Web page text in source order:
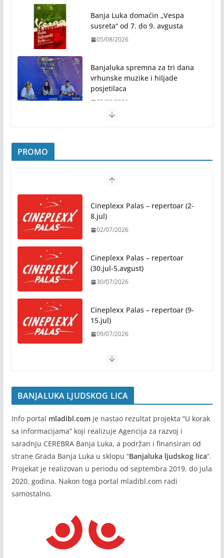
Banja Luka domaćin „Vespa
susreta“ od 7. do 9. avgusta
05/08/2026
Banjaluka spremna za tri dana
vrhunske muzike i hiljade
posjetilaca
05/08/2026
04/08/2026
Zašto hiljade ljudi istovremeno osjećaju isto?
Nauka iza festivalske energije
04/08/2026
Besplatni udžbenici za sve osnovce od školske
2026/2027. godine
07/08/2026
Rukotvorine u srcu grada:
Kočićevim danima
07/08/2026
PROMO
Cineplexx Palas – repertoar (2-
8.jul)
02/07/2026
Cineplexx Palas – repertoar
(30.jul-5.avgust)
30/07/2026
Cineplexx Palas – repertoar (9-
15.jul)
09/07/2026
BANJALUKA LJUDSKOG LICA
Info portal mladibl.comje nastao rezultat projekta “U korak
sa informacijama” koji realizuje Agencija za razvoj i
saradnju CEREBRA Banja Luka, a podržan i finansiran od
strane Grada Banja Luka u sklopu “Banjaluka ljudskog lica”.
Projekat je realizovan u periodu od septembra 2019. do jula
2020. godina. Nakon toga portal mladibl.com radi
samostalno.